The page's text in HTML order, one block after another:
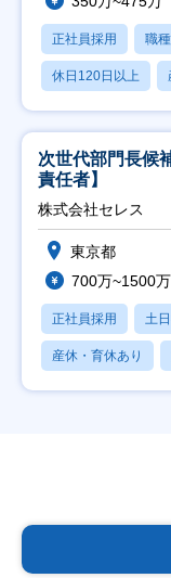
正社員採用 職
休日120日以上
次世代部門長候
責任者】
株式会社セレス
東京都
700万~1500万
正社員採用 土
産休・育休あり